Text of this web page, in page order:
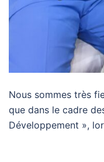
Nous sommes très
que dans le cadre
Développement »,